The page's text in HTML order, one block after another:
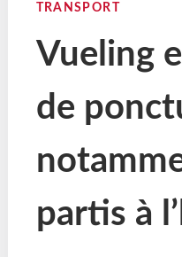
TRANSPORT
Vueling
de
partis à